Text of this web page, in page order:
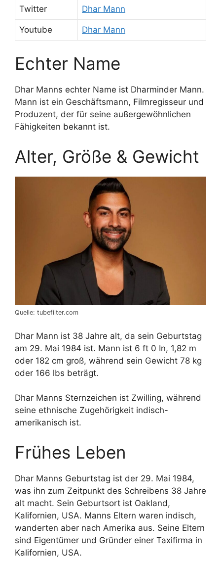
Twitter Dhar Mann
Youtube Dhar Mann
Echter Name
Dhar Manns echter Name ist Dharminder Mann.
Mann ist ein Geschäftsmann, Filmregisseur und
Produzent, der für seine außergewöhnlichen
Fähigkeiten bekannt ist.
Alter, Größe & Gewicht
Quelle: tubefilter.com
Dhar Mann ist 38 Jahre alt, da sein Geburtstag
am 29. Mai 1984 ist. Mann ist 6 ft 0 In, 1,82 m
oder 182 cm groß, während sein Gewicht 78 kg
oder 166 lbs beträgt.
Dhar Manns Sternzeichen ist Zwilling, während
seine ethnische Zugehörigkeit indisch-
amerikanisch ist.
Frühes Leben
Dhar Manns Geburtstag ist der 29. Mai 1984,
was ihn zum Zeitpunkt des Schreibens 38 Jahre
alt macht. Sein Geburtsort ist Oakland,
Kalifornien, USA. Manns Eltern waren indisch,
wanderten aber nach Amerika aus. Seine Eltern
sind Eigentümer und Gründer einer Taxifirma in
Kalifornien, USA.